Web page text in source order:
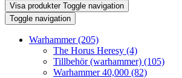
Visa produkter Toggle navigation
Toggle navigation
Warhammer(205)
The Horus Heresy (4)
Tillbehör (warhammer) (105)
Warhammer 40,000 (82)